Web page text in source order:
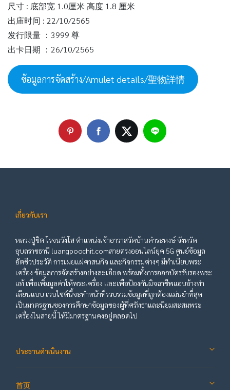
尺寸 : 底部宽 1.0厘米 高度 1.8 厘米
出庙时间 : 22/10/2565
发行限量 ：3999 尊
出卡日期 ：26/10/2565
ข้อมูลการจัดสร้าง/Amulet details/聖物詳情
เกี่ยวกับเรา
หลวงปู่ชิต โรจนวังโส ตำแหน่งเจ้าอาวาสวัดบ้านคำระหงษ์ จังหวัด
อุบลราชธานี luangpoochit.comสายตรงออนไลน์ยุค 5G ศูนย์ข้อมูล
อัตชีวประวัติ การเผยแผ่ศาสนกิจ และกิจกรรมต่างๆ มีทำเนียบพระ
เครื่อง ข้อมูลการจัดสร้างอย่างละเอียด พร้อมทั้งการออกบัตรรับรองพระ
แท้ เพื่อเพิ่มมูลค่าให้พระเครื่อง และเพื่อป้องกันมิจฉาชีพแอบอ้างทำ
เลียนแบบ เวบไซต์นี้จะทำหน้าที่รวบรวมข้อมูลที่ถูกต้องแม่นยำที่สุด
เป็นมาตรฐานของการศึกษาข้อมูลของผู้ที่ศรัทธาและนิยมสะสมพระ
เครื่องในสายนี้ ให้มีมาตรฐานคงอยู่ตลอดไป
ประธานดำเนินงาน
首页